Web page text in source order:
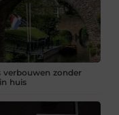
verbouwen zonder
huis